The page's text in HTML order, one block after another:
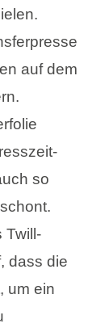
auf dem
so
Twill-
dass die
um ein